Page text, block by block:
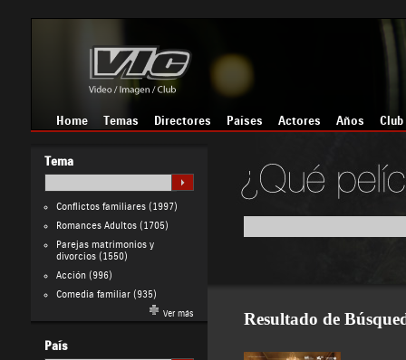
Home Temas Directores Países Actores Años Club
Tema
Conflictos familiares(1997)
Romances Adultos(1705)
Parejas matrimonios y
divorcios(1550)
Acción(996)
Comedia familiar(935)
Ver más
País
Resultado de